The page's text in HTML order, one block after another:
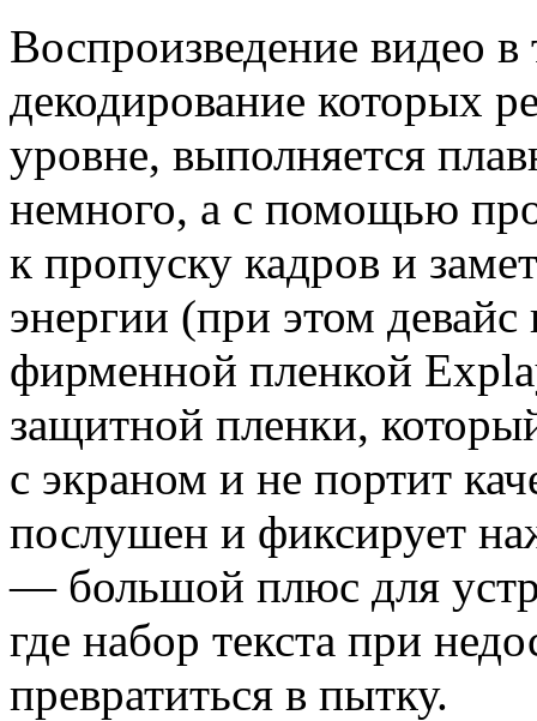
Воспроизведение видео
декодирование которых
уровне, выполняется
немного, а с помощью
к пропуску кадров и
энергии (при этом
фирменной пленкой
защитной пленки,
с экраном и не портит
послушен и фиксирует
— большой плюс для
где набор текста при
превратиться в пытку.